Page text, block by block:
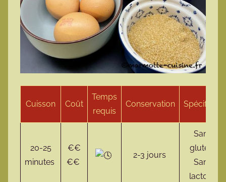
Cuisson Coût
Temps
requis
Conservation Spécificité
20-25
minutes
€€
€€
2-3 jours
Sans
gluten
Sans
lactose